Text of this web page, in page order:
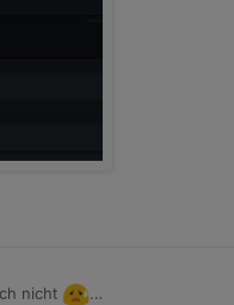
nicht